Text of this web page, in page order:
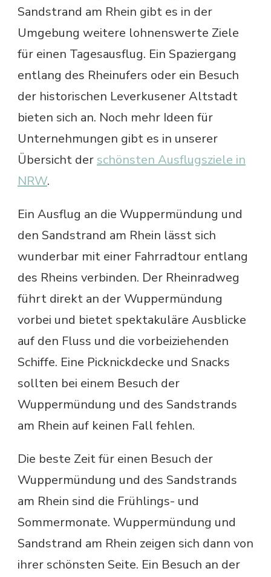
Sandstrand am Rhein gibt es in der
Umgebung weitere lohnenswerte Ziele
für einen Tagesausflug. Ein Spaziergang
entlang des Rheinufers oder ein Besuch
der historischen Leverkusener Altstadt
bieten sich an. Noch mehr Ideen für
Unternehmungen gibt es in unserer
Übersicht der schönsten Ausflugsziele in
NRW.
Ein Ausflug an die Wuppermündung und
den Sandstrand am Rhein lässt sich
wunderbar mit einer Fahrradtour entlang
des Rheins verbinden. Der Rheinradweg
führt direkt an der Wuppermündung
vorbei und bietet spektakuläre Ausblicke
auf den Fluss und die vorbeiziehenden
Schiffe. Eine Picknickdecke und Snacks
sollten bei einem Besuch der
Wuppermündung und des Sandstrands
am Rhein auf keinen Fall fehlen.
Die beste Zeit für einen Besuch der
Wuppermündung und des Sandstrands
am Rhein sind die Frühlings- und
Sommermonate. Wuppermündung und
Sandstrand am Rhein zeigen sich dann von
ihrer schönsten Seite. Ein Besuch an der